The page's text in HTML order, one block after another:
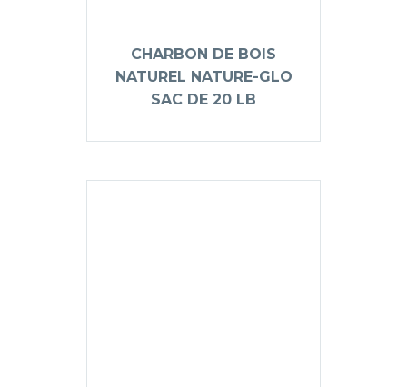
CHARBON DE BOIS
NATUREL NATURE-GLO
SAC DE 20 LB